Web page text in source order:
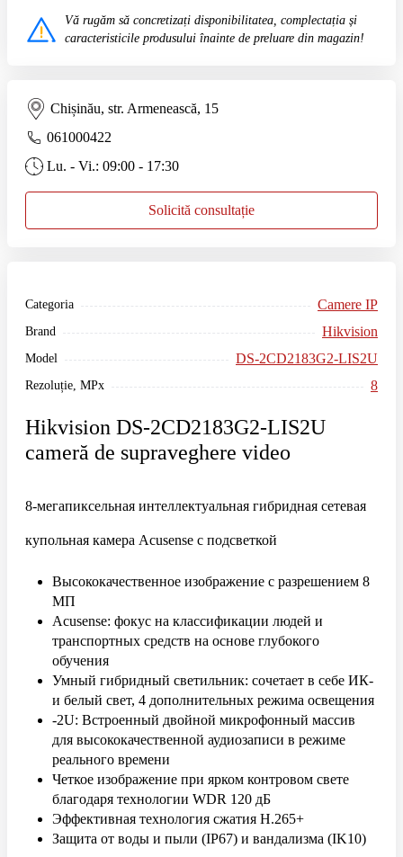
Categoria Camere IP
Brand Hikvision
Model DS-2CD2183G2-LIS2U
Rezoluție, MPx 8
Hikvision DS-2CD2183G2-LIS2U
cameră de supraveghere video
8-мегапиксельная интеллектуальная гибридная сетевая
купольная камера Acusense с подсветкой
Высококачественное изображение с разрешением 8
МП
Acusense: фокус на классификации людей и
транспортных средств на основе глубокого
обучения
Умный гибридный светильник: сочетает в себе ИК-
и белый свет, 4 дополнительных режима освещения
-2U: Встроенный двойной микрофонный массив
для высококачественной аудиозаписи в режиме
реального времени
Четкое изображение при ярком контровом свете
благодаря технологии WDR 120 дБ
Эффективная технология сжатия H.265+
Защита от воды и пыли (IP67) и вандализма (IK10)
Vă rugăm să concretizați disponibilitatea, complectația și
caracteristicile produsului înainte de preluare din magazin!
Chișinău, str. Armenească, 15
061000422
Lu. - Vi.: 09:00 - 17:30
Solicită consultație